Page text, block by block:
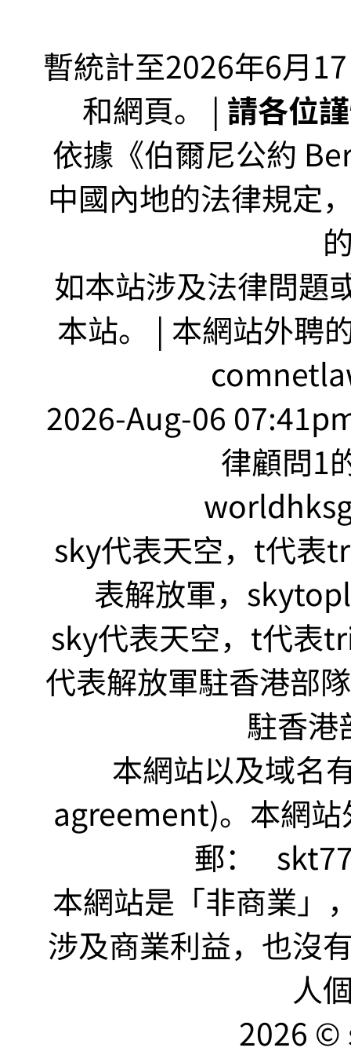
暫統計至2026年6月
和網頁。 | 請各位
依據《伯爾尼公約
中國內地的法律規定
如本站涉及法律問題
本站。 | 本網站外聘
2026-Aug-06
律顧問1
sky代表天空，t代表
表解放軍，
sky代表天空，t代表
代表解放軍駐香港部
駐香港
本網站以及域名
agreement)。本網
郵：
本網站是「非商業
涉及商業利益，也沒
人
2026 ©